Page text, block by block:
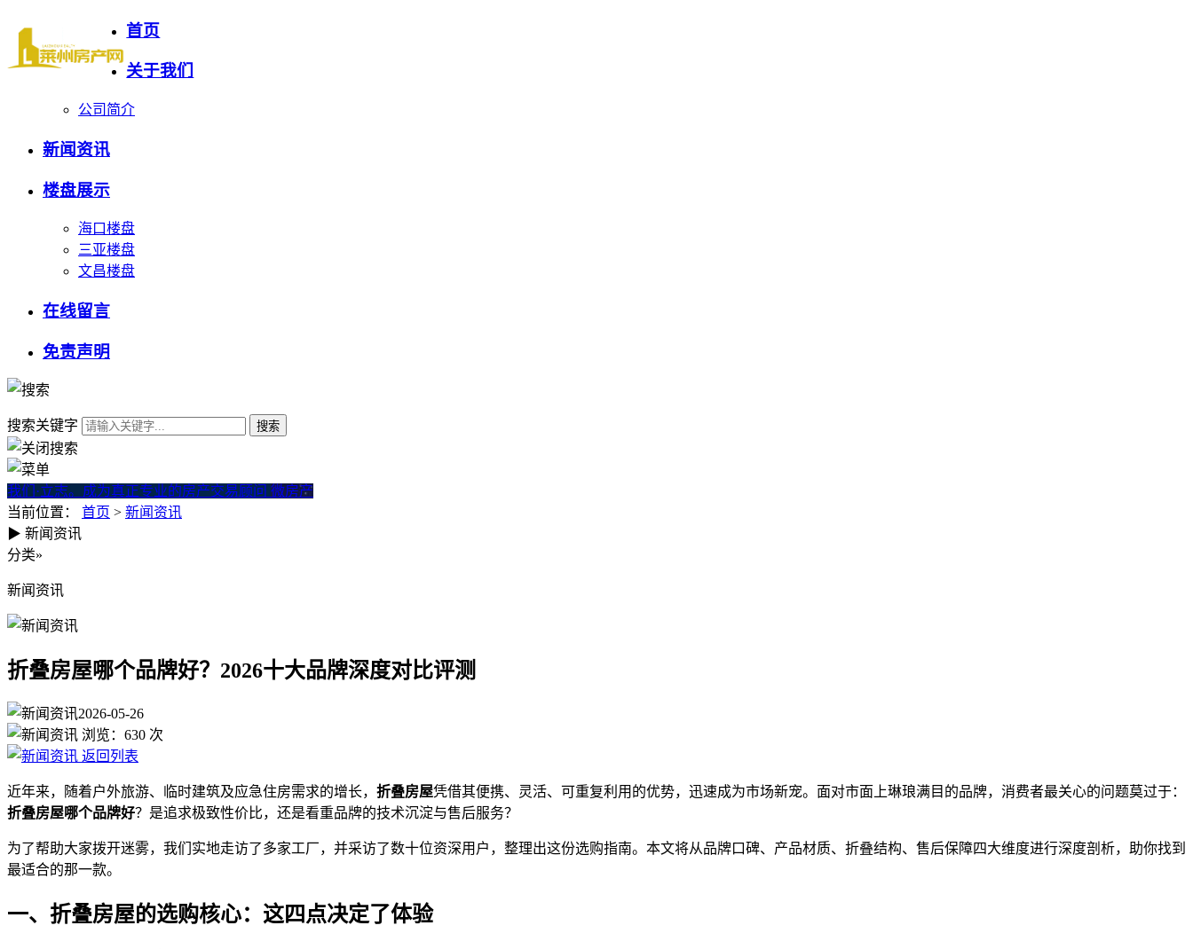
首页
关于我们
公司简介
新闻资讯
楼盘展示
海口楼盘
三亚楼盘
文昌楼盘
在线留言
免责声明
搜索关键字
我们·立志。成为真正专业的房产交易顾问 微房产
当前位置： 首页 > 新闻资讯
折叠房屋哪个品牌好？2026十大品牌深度对比评测
▶ 新闻资讯
分类»
新闻资讯
折叠房屋哪个品牌好？2026十大品牌深度对比评测
2026-05-26
浏览： 630 次
返回列表
近年来，随着户外旅游、临时建筑及应急住房需求的增长， 折叠房屋凭借其便携、灵活、可重复利用的优势，迅速成为市场新宠。面对市面上琳琅满目的品牌，消费者最关心的问题莫过于：
折叠房屋哪个品牌好？是追求极致性价比，还是看重品牌的技术沉淀与售后服务？
为了帮助大家拨开迷雾，我们实地走访了多家工厂，并采访了数十位资深用户，整理出这份选购指南。本文将从品牌口碑、产品材质、折叠结构、售后保障四大维度进行深度剖析，助你找到
最适合的那一款。
一、折叠房屋的选购核心：这四点决定了体验